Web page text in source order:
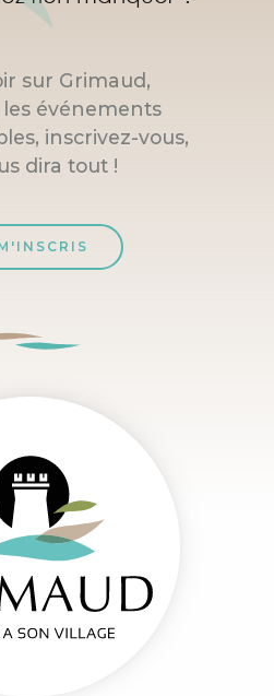
sur Grimaud,
événements
inscrivez-vous,
dira tout !